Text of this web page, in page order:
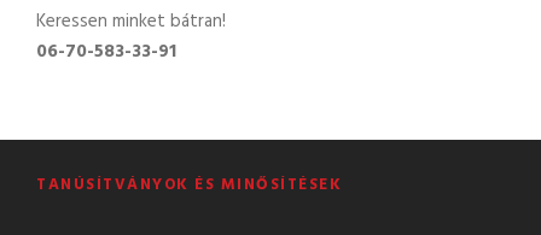
Keressen minket bátran!
06-70-583-33-91
TANÚSÍTVÁNYOK ÉS MINŐSÍTÉSEK